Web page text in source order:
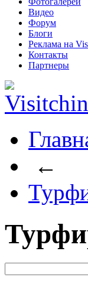
Видео
Форум
Блоги
Реклама на
Контакты
Партнеры
←